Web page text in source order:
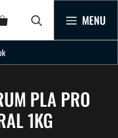
MENU
PLA PRO
1KG